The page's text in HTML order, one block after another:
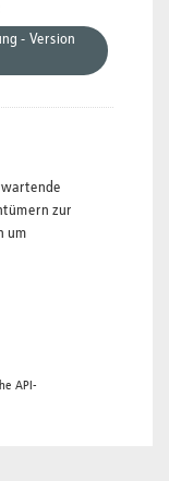
- Version
zur
um
API-